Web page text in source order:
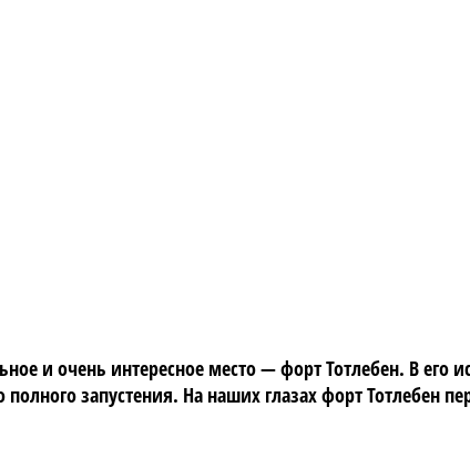
и очень интересное место — форт Тотлебен. В
запустения. На наших глазах форт Тотлебен